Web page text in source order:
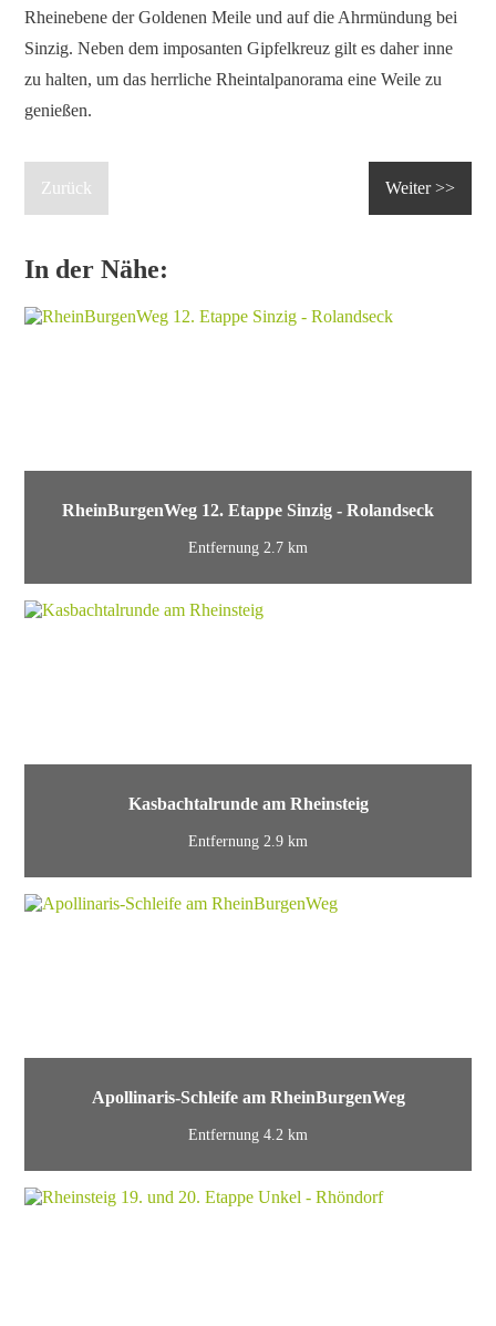
Rheinebene der Goldenen Meile und auf die Ahrmündung bei
Sinzig. Neben dem imposanten Gipfelkreuz gilt es daher inne
zu halten, um das herrliche Rheintalpanorama eine Weile zu
genießen.
Zurück Weiter >>
In der Nähe:
RheinBurgenWeg 12. Etappe Sinzig - Rolandseck
Entfernung 2.7 km
Kasbachtalrunde am Rheinsteig
Entfernung 2.9 km
Apollinaris-Schleife am RheinBurgenWeg
Entfernung 4.2 km